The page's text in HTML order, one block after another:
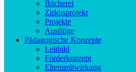
Bücherei
Zirkusprojekt
Projekte
Ausflüge
Pädagogische Konzepte
Leitbild
Förderkonzept
Elternmitwirkung